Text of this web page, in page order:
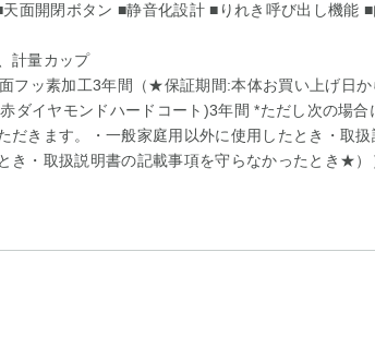
面開閉ボタン ■静音化設計 ■りれき呼び出し機能
計量カップ
フッ素加工3年間（★保証期間:本体お買い上げ日
ダイヤモンドハードコート)3年間 *ただし次の場合
だきます。・一般家庭用以外に使用したとき・取
き・取扱説明書の記載事項を守らなかったとき★）